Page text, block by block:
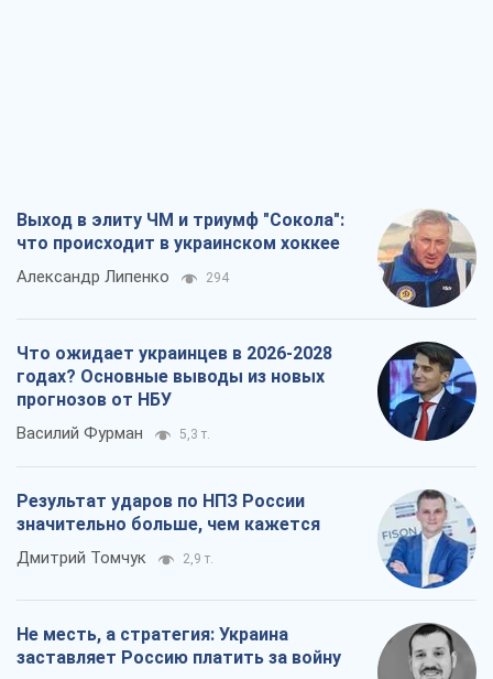
Выход в элиту ЧМ и триумф "Сокола":
что происходит в украинском хоккее
Александр Липенко 294
Что ожидает украинцев в 2026-2028
годах? Основные выводы из новых
прогнозов от НБУ
Василий Фурман 5,3 т.
Результат ударов по НПЗ России
значительно больше, чем кажется
Дмитрий Томчук 2,9 т.
Не месть, а стратегия: Украина
заставляет Россию платить за войну